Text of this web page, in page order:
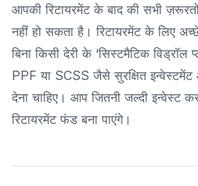
आपकी रिटायरमेंट के बाद की सभी
नहीं हो सकता है। रिटायरमेंट के लिए
बिना किसी देरी के ‘सिस्टमैटिक
PPF या SCSS जैसे सुरक्षित
देना चाहिए। आप जितनी जल्दी इन्वेस्ट
रिटायरमेंट फंड बना पाएंगे।